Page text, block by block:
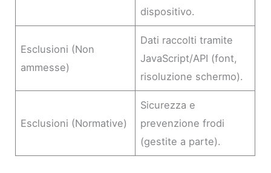
dispositivo.
Esclusioni (Non
ammesse)
Dati raccolti tramite
JavaScript/API (font,
risoluzione schermo).
Esclusioni (Normative)
Sicurezza e
prevenzione frodi
(gestite a parte).